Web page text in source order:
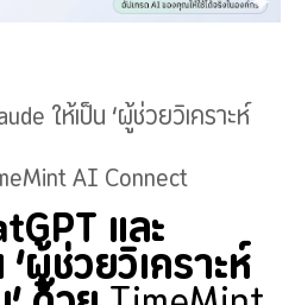
ให้เป็น ‘ผู้ช่วยวิเคราะห์
AI Connect
และ
ผู้ช่วยวิเคราะห์